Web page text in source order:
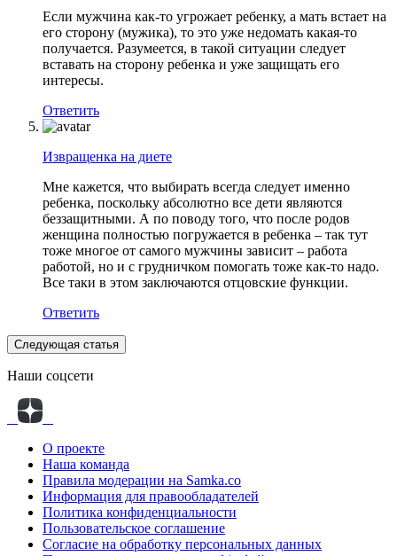
Если мужчина как-то угрожает ребенку, а мать встает на
его сторону (мужика), то это уже недомать какая-то
получается. Разумеется, в такой ситуации следует
вставать на сторону ребенка и уже защищать его
интересы.
Ответить
Извращенка на диете
Мне кажется, что выбирать всегда следует именно
ребенка, поскольку абсолютно все дети являются
беззащитными. А по поводу того, что после родов
женщина полностью погружается в ребенка – так тут
тоже многое от самого мужчины зависит – работа
работой, но и с грудничком помогать тоже как-то надо.
Все таки в этом заключаются отцовские функции.
Ответить
Следующая статья
Наши соцсети
О проекте
Наша команда
Правила модерации на Samka.co
Информация для правообладателей
Политика конфиденциальности
Пользовательское соглашение
Согласие на обработку персональных данных